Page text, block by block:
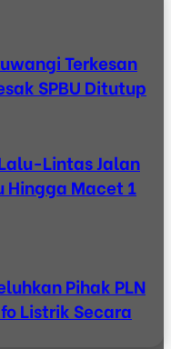
Terkesan
SPBU Ditutup
Lintas Jalan
Hingga Macet 1
Pihak PLN
Listrik Secara